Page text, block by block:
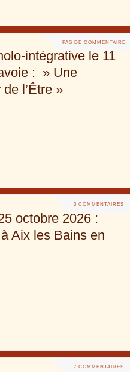
PAS DE COMMENTAIRE
intégrative le 11
: » Une
l’Être »
3 COMMENTAIRES
octobre 2026 :
Aix les Bains en
7 COMMENTAIRES